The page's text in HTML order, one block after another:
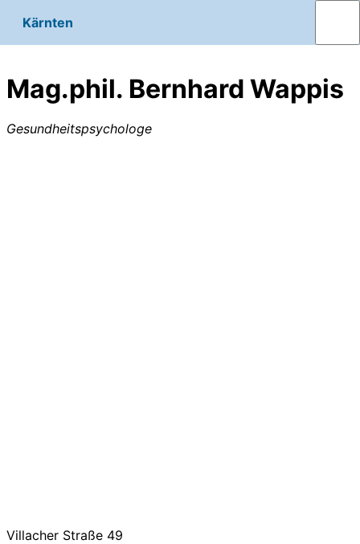
Kärnten
Mag.phil. Bernhard Wappis
Gesundheitspsychologe
Villacher Straße 49